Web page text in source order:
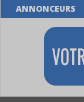
ANNONCEURS